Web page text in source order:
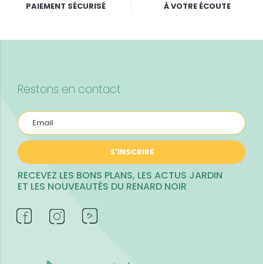
PAIEMENT SÉCURISÉ À VOTRE ÉCOUTE
Restons en contact
S'INSCRIRE
RECEVEZ LES BONS PLANS, LES ACTUS JARDIN
ET LES NOUVEAUTÉS DU RENARD NOIR